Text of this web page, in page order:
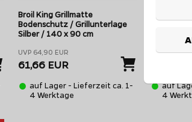
Broil King Grillmatte
Bodenschutz / Grillunterlage
Silber / 140 x 90 cm
UVP 64,90 EUR
61,66 EUR
auf Lager - Lieferzeit ca. 1-
4 Werktage
Enders
160 cm
UVP 59,90
auf
4